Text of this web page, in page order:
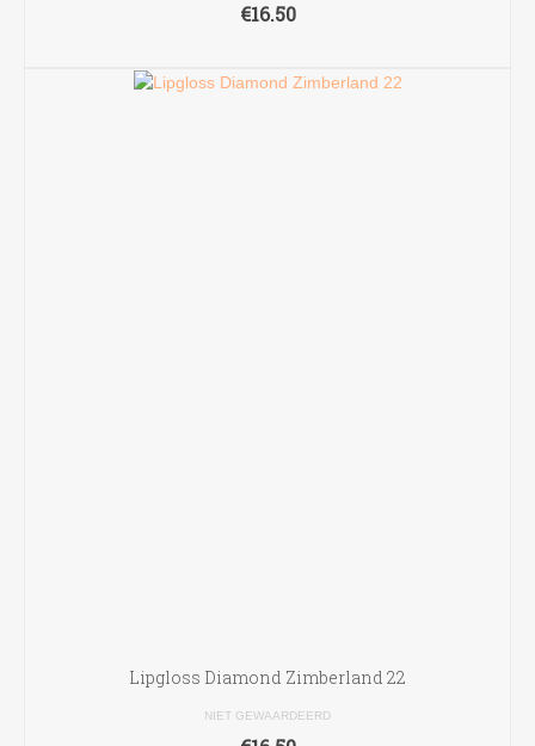
€16.50
Lipgloss Diamond Zimberland 22
NIET GEWAARDEERD